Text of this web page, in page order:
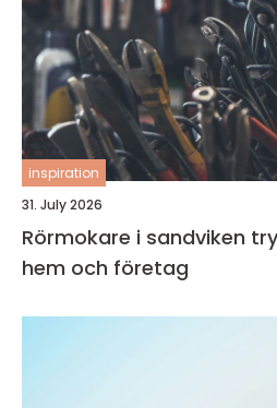
inspiration
31. July 2026
Rörmokare i sandviken trygg vvs-hjälp för
hem och företag